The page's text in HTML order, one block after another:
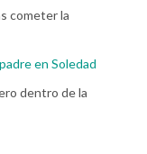
cometer la
en Soledad
dentro de la